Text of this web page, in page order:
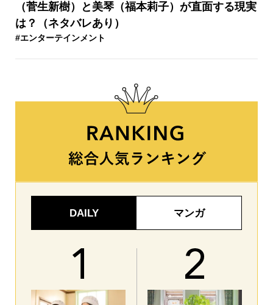
（菅生新樹）と美琴（福本莉子）が直面する現実
は？（ネタバレあり）
#エンターテインメント
DAILY マンガ